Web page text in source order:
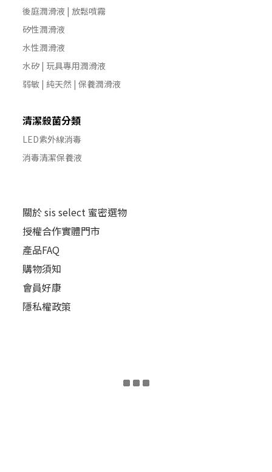
後庭潤滑液 | 放鬆噴霧
矽性潤滑液
水性潤滑液
水矽 | 玩具專用潤滑液
弱敏 | 純天然 | 保養潤滑液
清潔殺菌分類
LED紫外線消毒
消毒清潔保養液
關於 sis select 蜜密選物
授權合作實體門市
產品FAQ
購物須知
會員好康
隱私權政策